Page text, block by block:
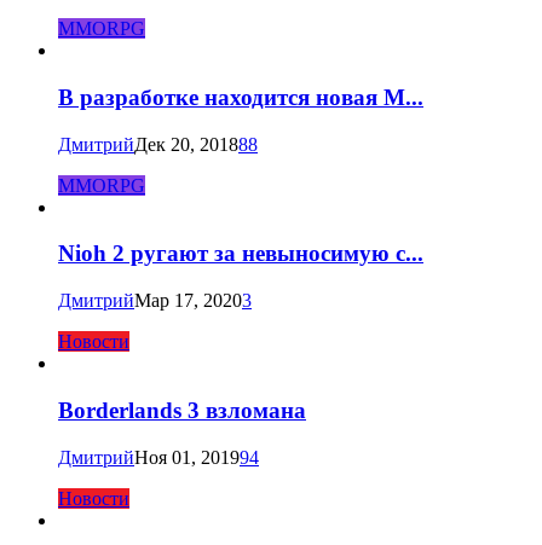
MMORPG
В разработке находится новая M...
ДмитрийДек 20, 201888
MMORPG
Nioh 2 ругают за невыносимую с...
ДмитрийМар 17, 20203
Новости
Borderlands 3 взломана
ДмитрийНоя 01, 201994
Новости